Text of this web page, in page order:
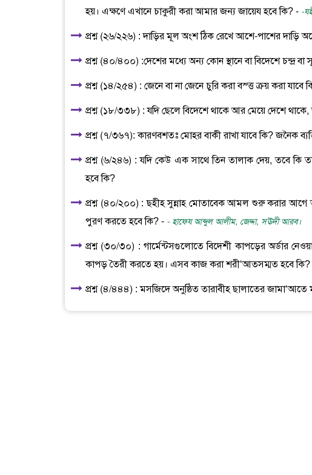
হয়। এক্ষণে এখানে চাকুরী করা আমার জন্য জায়েয হবে কি? - -
প্রশ্ন (২৬/২২৬) : দাড়ির মূল অংশ ঠিক রেখে আশে-পাশের দাড়ি
প্রশ্ন (৪০/৪০০) :দেশের মধ্যে অন্য কোন স্থানে বা বিদেশে চন্দ্র
প্রশ্ন (১৪/২৫৪) : জেনে বা না জেনে চুরি করা বস্ত্ত ক্রয় করা যাবে
প্রশ্ন (১৮/৩৩৮) : যদি ছেলে বিদেশে থাকে আর মেয়ে দেশে থাকে,
প্রশ্ন (৭/৩৬৭): কারণবশতঃ মোহর বাকী রাখা যাবে কি? জনৈক
প্রশ্ন (৬/২৪৬) : যদি কেউ এক সাথে তিন তালাক দেয়, তবে কি তা
হবে কি?
প্রশ্ন (৪০/২০০) : ছহীহ সুন্নাহ মোতাবেক আমল শুরু করার আগে
পুরণ করতে হবে কি? - - হাফেয আব্দুল আলীম, জেদ্দা, সঊদী আরব।
প্রশ্ন (৩০/৩০) : গার্মেন্টসগুলোতে বিদেশী কাপড়ের অর্ডার
কাপড় তৈরী করতে হয়। এসব কাজ করা শরী‘আতসম্মত হবে কি?
প্রশ্ন (৪/৪৪৪) : মসজিদে অনুষ্ঠিত তারাবীহ ছালাতের জামা‘আতে